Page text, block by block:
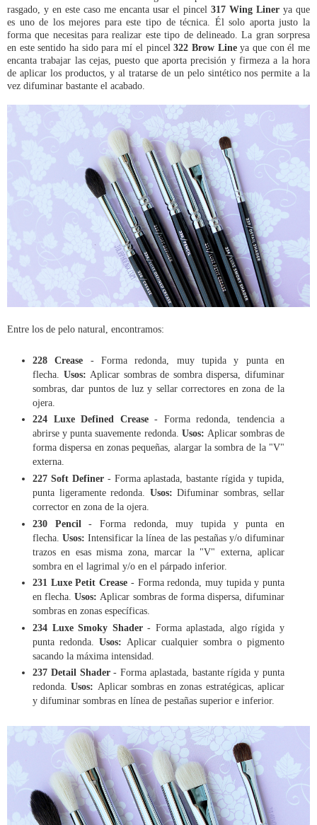
rasgado, y en este caso me encanta usar el pincel 317 Wing Liner ya que
es uno de los mejores para este tipo de técnica. Él solo aporta justo la
forma que necesitas para realizar este tipo de delineado. La gran sorpresa
en este sentido ha sido para mí el pincel322 Brow Lineya que con él me
encanta trabajar las cejas, puesto que aporta precisión y firmeza a la hora
de aplicar los productos, y al tratarse de un pelo sintético nos permite a la
vez difuminar bastante el acabado.
Entre los de pelo natural, encontramos:
228 Crease - Forma redonda, muy tupida y punta en
flecha. Usos: Aplicar sombras de sombra dispersa, difuminar
sombras, dar puntos de luz y sellar correctores en zona de la
ojera.
224 Luxe Defined Crease- Forma redonda, tendencia a
abrirse y punta suavemente redonda. Usos: Aplicar sombras de
forma dispersa en zonas pequeñas, alargar la sombra de la "V"
externa.
227 Soft Definer - Forma aplastada, bastante rígida y tupida,
punta ligeramente redonda. Usos: Difuminar sombras, sellar
corrector en zona de la ojera.
230 Pencil- Forma redonda, muy tupida y punta en
flecha.Usos:Intensificar la línea de las pestañas y/o difuminar
trazos en esas misma zona, marcar la "V" externa, aplicar
sombra en el lagrimal y/o en el párpado inferior.
231 Luxe Petit Crease - Forma redonda, muy tupida y punta
en flecha.Usos:Aplicar sombras de forma dispersa, difuminar
sombras en zonas específicas.
234 Luxe Smoky Shader- Forma aplastada, algo rígida y
punta redonda. Usos: Aplicar cualquier sombra o pigmento
sacando la máxima intensidad.
237 Detail Shader- Forma aplastada, bastante rígida y punta
redonda.Usos: Aplicar sombras en zonas estratégicas, aplicar
y difuminar sombras en línea de pestañas superior e inferior.